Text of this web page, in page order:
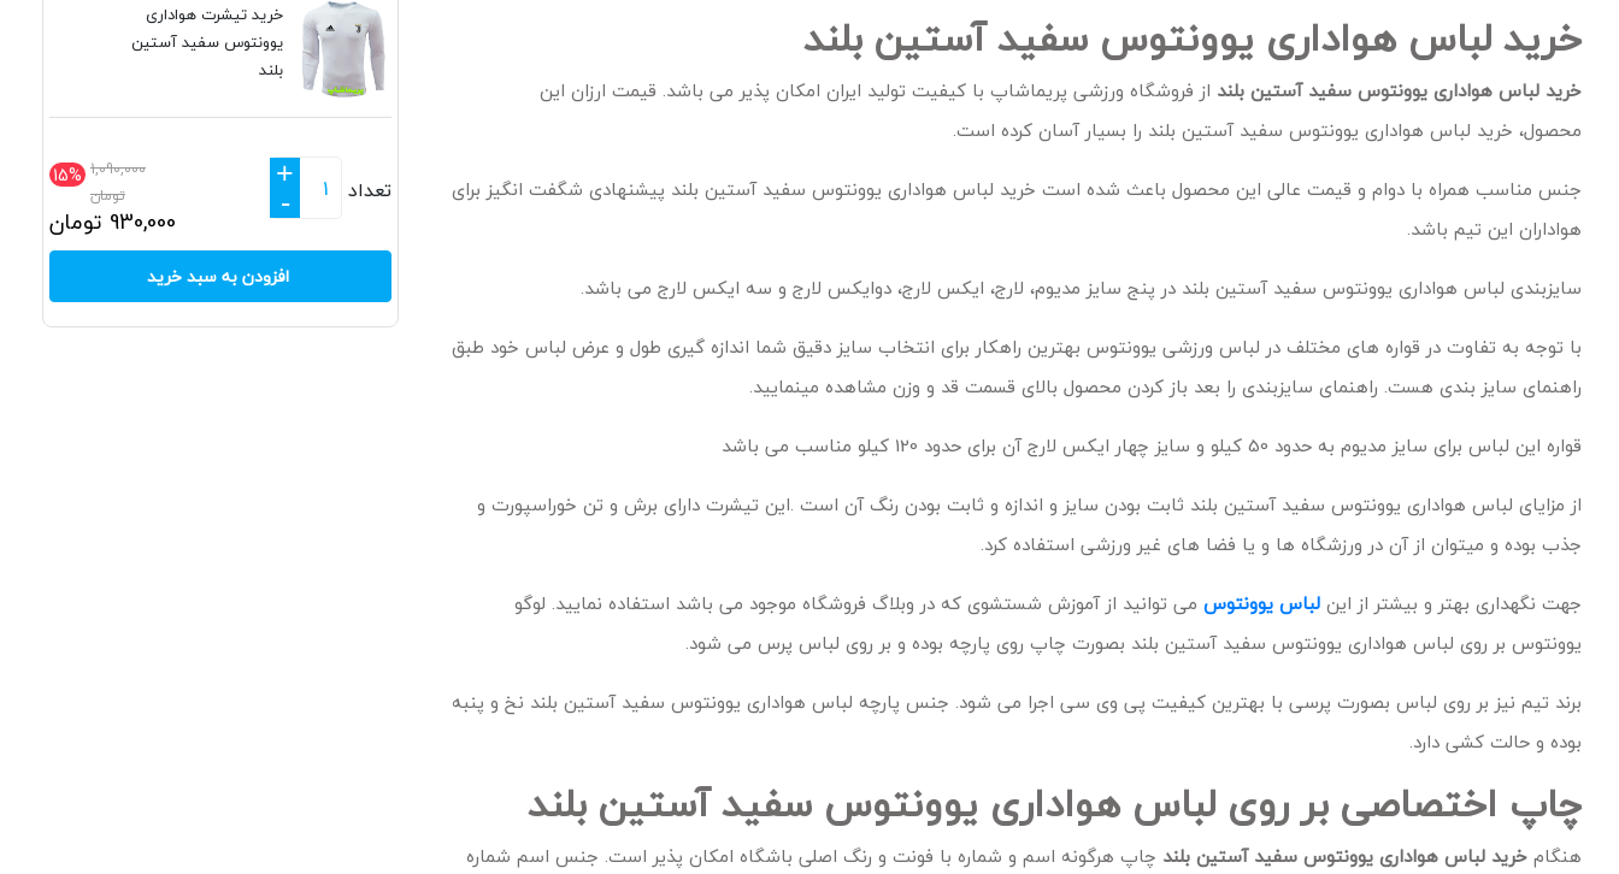
خرید لباس هواداری یوونتوس سفید آستین بلند
خرید لباس هواداری یوونتوس سفید آستین بلند از فروشگاه ورزشی پریماشاپ با کیفیت تولید ایران امکان پذیر می باشد. قیمت ارزان این
محصول، خرید لباس هواداری یوونتوس سفید آستین بلند را بسیار آسان کرده است.
جنس مناسب همراه با دوام و قیمت عالی این محصول باعث شده است خرید لباس هواداری یوونتوس سفید آستین بلند پیشنهادی شگفت انگیز برای
هواداران این تیم باشد.
سایزبندی لباس هواداری یوونتوس سفید آستین بلند در پنج سایز مدیوم، لارج، ایکس لارج، دوایکس لارج و سه ایکس لارج می باشد.
با توجه به تفاوت در قواره های مختلف در لباس ورزشی یوونتوس بهترین راهکار برای انتخاب سایز دقیق شما اندازه گیری طول و عرض لباس خود طبق
راهنمای سایز بندی هست. راهنمای سایزبندی را بعد باز کردن محصول بالای قسمت قد و وزن مشاهده مینمایید.
قواره این لباس برای سایز مدیوم به حدود 50 کیلو و سایز چهار ایکس لارج آن برای حدود 120 کیلو مناسب می باشد
از مزایای لباس هواداری یوونتوس سفید آستین بلند ثابت بودن سایز و اندازه و ثابت بودن رنگ آن است .این تیشرت دارای برش و تن خوراسپورت و
جذب بوده و میتوان از آن در ورزشگاه ها و یا فضا های غیر ورزشی استفاده کرد.
جهت نگهداری بهتر و بیشتر از اینلباس یوونتوس می توانید از آموزش شستشوی که در وبلاگ فروشگاه موجود می باشد استفاده نمایید. لوگو
یوونتوس بر روی لباس هواداری یوونتوس سفید آستین بلند بصورت چاپ روی پارچه بوده و بر روی لباس پرس می شود.
برند تیم نیز بر روی لباس بصورت پرسی با بهترین کیفیت پی وی سی اجرا می شود. جنس پارچه لباس هواداری یوونتوس سفید آستین بلند نخ و پنبه
بوده و حالت کشی دارد.
چاپ اختصاصی بر روی لباس هواداری یوونتوس سفید آستین بلند
هنگامخرید لباس هواداری یوونتوس سفید آستین بلند چاپ هرگونه اسم و شماره با فونت و رنگ اصلی باشگاه امکان پذیر است. جنس اسم شماره
خرید تیشرت هواداری
یوونتوس سفید آستین
بلند
15% 1,090,000
تومان
930,000 تومان
تعداد
+
-
افزودن به سبد خرید